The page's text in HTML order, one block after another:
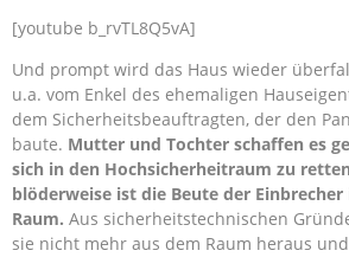
[youtube b_rvTL8Q5vA]
Und prompt wird das Haus wieder
u.a. vom Enkel des ehemaligen
dem Sicherheitsbeauftragten, der den
baute. Mutter und Tochter schaffen es
sich in den Hochsicherheitraum zu
blöderweise ist die Beute der Einbrecher
Raum. Aus sicherheitstechnischen
sie nicht mehr aus dem Raum heraus